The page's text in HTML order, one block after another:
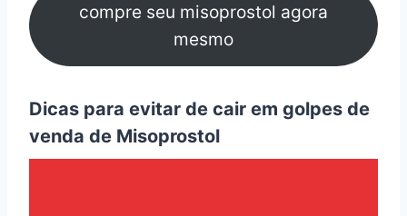
compre seu misoprostol agora
mesmo
Dicas para evitar de cair em golpes de
venda de Misoprostol